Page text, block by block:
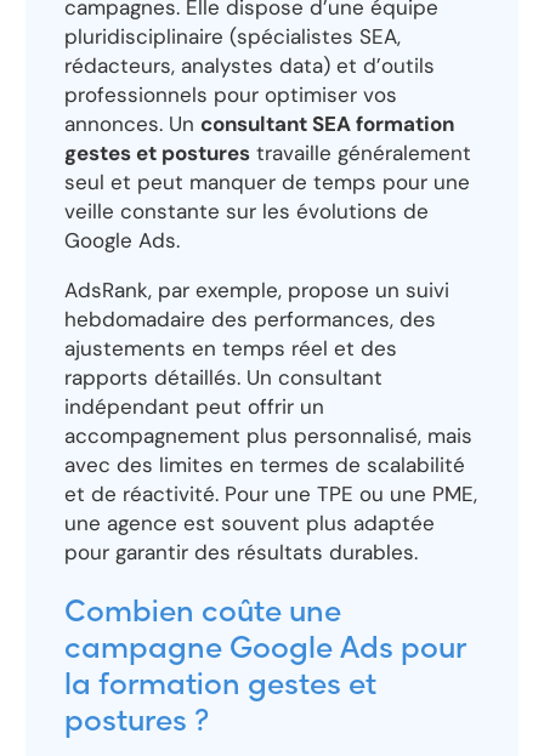
campagnes. Elle dispose d’une équipe
pluridisciplinaire (spécialistes SEA,
rédacteurs, analystes data) et d’outils
professionnels pour optimiser vos
annonces. Un consultant SEA formation
gestes et postures travaille généralement
seul et peut manquer de temps pour une
veille constante sur les évolutions de
Google Ads.
AdsRank, par exemple, propose un suivi
hebdomadaire des performances, des
ajustements en temps réel et des
rapports détaillés. Un consultant
indépendant peut offrir un
accompagnement plus personnalisé, mais
avec des limites en termes de scalabilité
et de réactivité. Pour une TPE ou une PME,
une agence est souvent plus adaptée
pour garantir des résultats durables.
Combien coûte une
campagne Google Ads pour
la formation gestes et
postures ?